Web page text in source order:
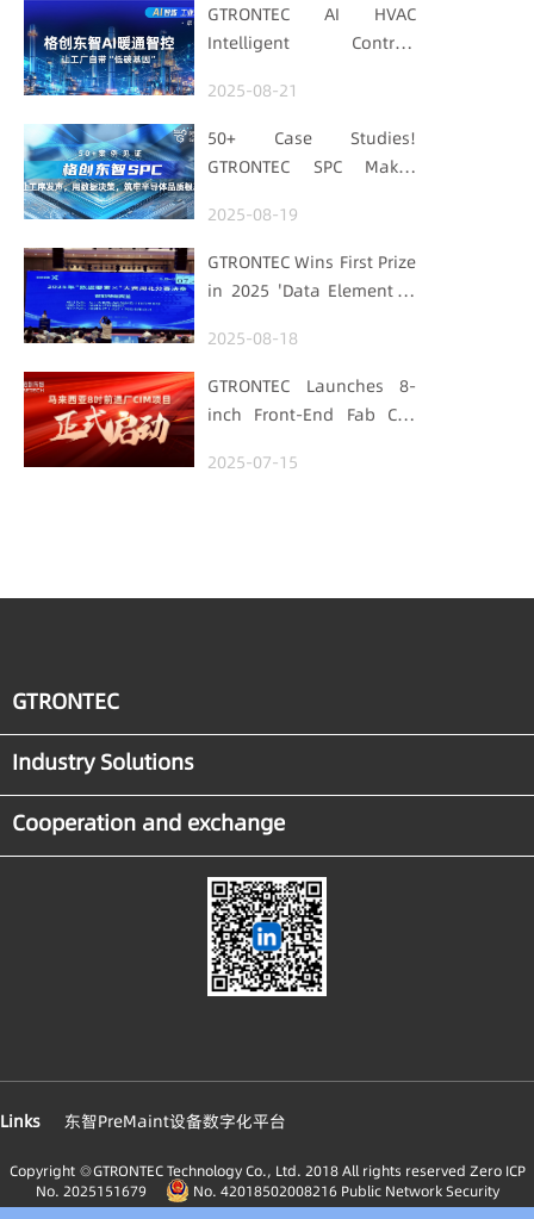
GTRONTEC AI HVAC
Intelligent Control:
with "Low-Carbon DNA"
2025-08-21
50+ Case Studies!
GTRONTEC SPC Makes
Data for Decisions,
Strengthens
Semiconductor Quality
2025-08-19
GTRONTEC Wins First Prize
in 2025 'Data Element ×'
Manufacturing Track
2025-08-18
GTRONTEC Launches 8-
inch Front-End Fab CIM
Empowering Global
2025-07-15
GTRONTEC
Industry Solutions
Cooperation and exchange
Links 东智PreMaint设备数字化平台
Copyright ◎GTRONTEC Technology Co., Ltd. 2018 All rights reserved Zero ICP
No. 2025151679
No. 42018502008216 Public Network Security